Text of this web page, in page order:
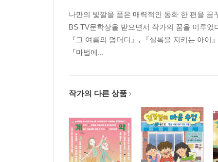
나만의 빛깔을 품은 매력적인 동화 한 편을
BS TV문학상을 받으면서 작가의 꿈을 이루
『그 여름의 덤더디』, 『실록을 지키는 아
『마법에...
작가의 다른 상품